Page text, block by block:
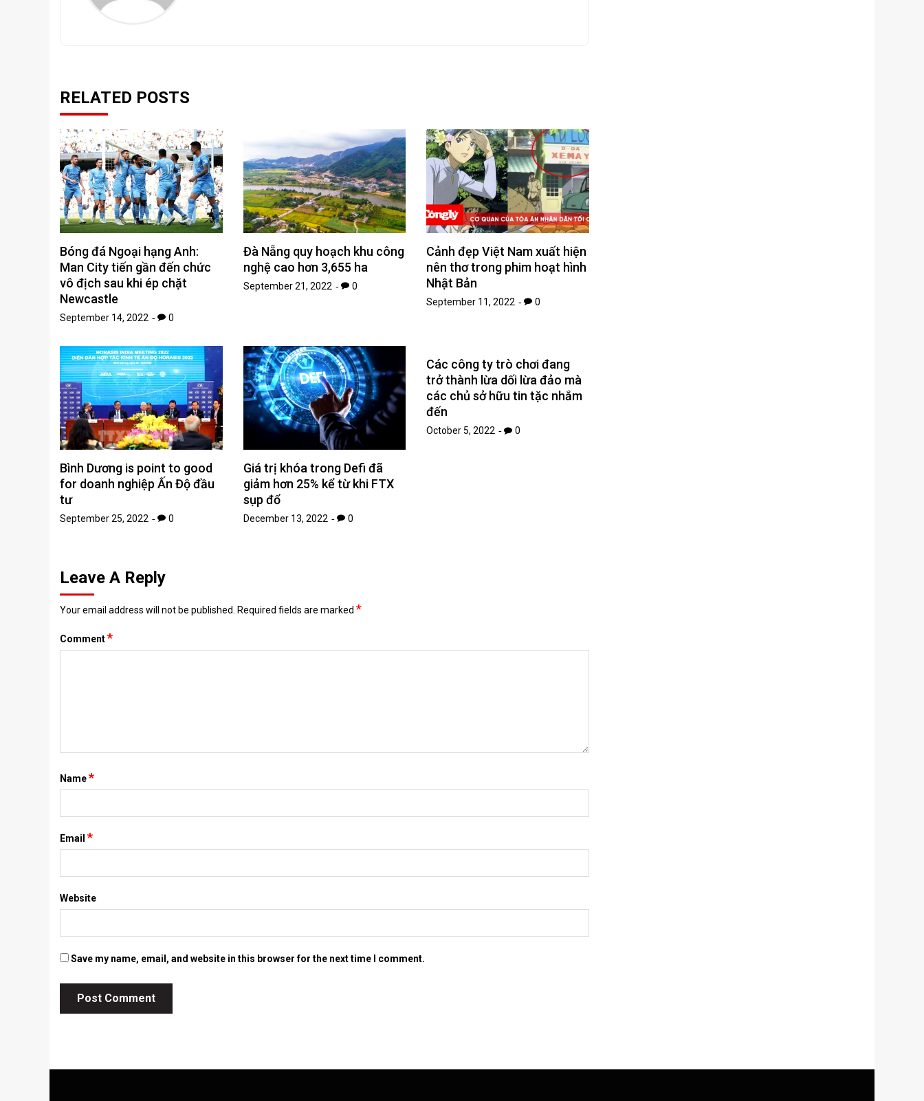
RELATED POSTS
Bóng đá Ngoại hạng Anh:
Man City tiến gần đến chức
vô địch sau khi ép chặt
Newcastle
September 14, 2022 0
Đà Nẵng quy hoạch khu công
nghệ cao hơn 3,655 ha
September 21, 2022 0
Cảnh đẹp Việt Nam xuất hiện
nên thơ trong phim hoạt hình
Nhật Bản
September 11, 2022 0
Bình Dương is point to good
for doanh nghiệp Ấn Độ đầu
tư
September 25, 2022 0
Giá trị khóa trong Defi đã
giảm hơn 25% kể từ khi FTX
sụp đổ
December 13, 2022 0
Các công ty trò chơi đang
trở thành lừa dối lừa đảo mà
các chủ sở hữu tin tặc nhắm
đến
October 5, 2022 0
Leave A Reply
Your email address will not be published. Required fields are marked *
Comment*
Name*
Email *
Website
Save my name, email, and website in this browser for the next time I comment.